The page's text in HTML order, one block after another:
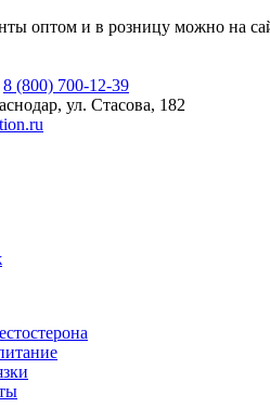
оптом и в розницу можно на
8 (800) 700-12-39
ул. Стасова, 182